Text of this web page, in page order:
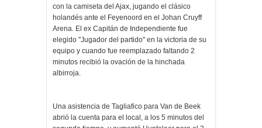
con la camiseta del Ajax, jugando el clásico
holandés ante el Feyenoord en el Johan Cruyff
Arena. El ex Capitán de Independiente fue
elegido "Jugador del partido" en la victoria de su
equipo y cuando fue reemplazado faltando 2
minutos recibió la ovación de la hinchada
albirroja.
Una asistencia de Tagliafico para Van de Beek
abrió la cuenta para el local, a los 5 minutos del